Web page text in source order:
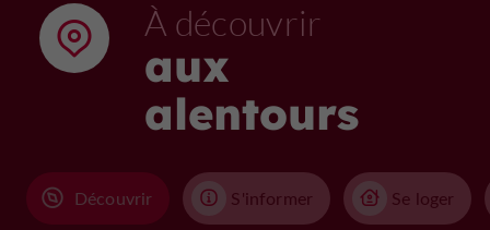
À découvrir
aux
alentours
Découvrir S'informer Se loger